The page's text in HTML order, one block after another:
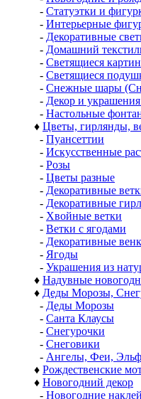
- Статуэтки и
- Интерьерные
- Декоративные
- Домашний
- Светящиеся
- Светящиеся
- Снежные шары
- Декор и
- Настольные
♦ Цветы, гирлянды,
- Пуансеттии
- Искусственные
- Розы
- Цветы разные
- Декоративные
- Декоративные
- Хвойные ветки
- Ветки с ягодами
- Декоративные
- Ягоды
- Украшения из
♦ Надувные
♦ Деды Морозы,
- Деды Морозы
- Санта Клаусы
- Снегурочки
- Снеговики
- Ангелы, Феи,
♦ Рождественские
♦ Новогодний декор
- Новогодние